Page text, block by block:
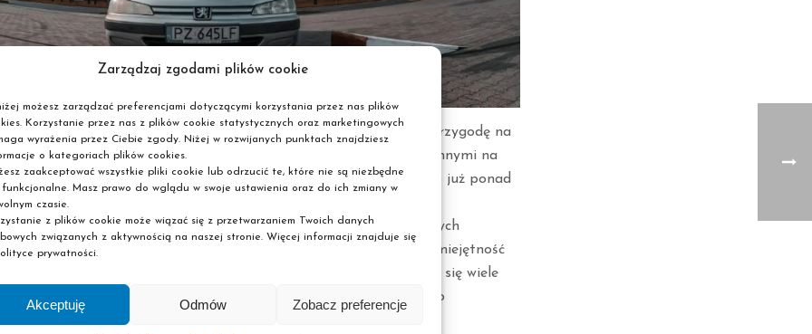
Zarządzaj zgodami plików cookie
możesz zarządzać preferencjami dotyczącymi korzystania przez nas plików
Korzystanie przez nas z plików cookie statystycznych oraz marketingowych
wyrażenia przez Ciebie zgody. Niżej w rozwijanych punktach znajdziesz
o kategoriach plików cookies.
zaakceptować wszystkie pliki cookie lub odrzucić te, które nie są niezbędne
Masz prawo do wglądu w swoje ustawienia oraz do ich zmiany w
czasie.
z plików cookie może wiązać się z przetwarzaniem Twoich danych
związanych z aktywnością na naszej stronie. Więcej informacji znajduje się
prywatności.
Akceptuję Odmów Zobacz preferencje
mediach społecznościowych znany jako ,,Król Wrotek” zaczął przygodę na
13 lat temu. Jego codzienne poczynania można znaleźć między innymi na
gdzie obserwuje go ponad 185 tysięcy fanów, a jego filmy polubiło już ponad
dnia pokazuje swoją pasję, ale również dzieli się nią na licznych
czy młodzieżą. Lata praktyki pozwoliły mu zdobyć wiedzę i umiejętność
jej innym. Na jego mediach społecznościowych znajduje się wiele
z jazdy na wrotkach w różnych regionach świata, ostatnie z nich to